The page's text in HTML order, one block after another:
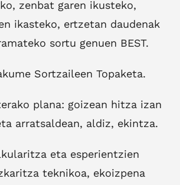
zenbat garen ikusteko,
ikasteko, ertzetan daudenak
sortu genuen BEST.
Sortzaileen Topaketa.
plana: goizean hitza izan
arratsaldean, aldiz, ekintza.
eta esperientzien
teknikoa, ekoizpena